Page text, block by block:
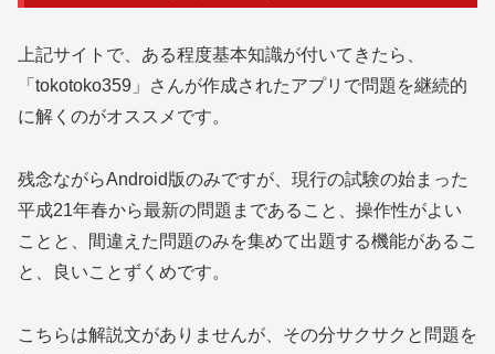
上記サイトで、ある程度基本知識が付いてきたら、
「tokotoko359」さんが作成されたアプリで問題を継続的
に解くのがオススメです。
残念ながらAndroid版のみですが、現行の試験の始まった
平成21年春から最新の問題まであること、操作性がよい
ことと、間違えた問題のみを集めて出題する機能があるこ
と、良いことずくめです。
こちらは解説文がありませんが、その分サクサクと問題を